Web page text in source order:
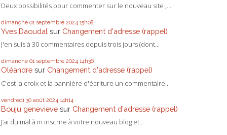
Deux possibilités pour commenter sur le nouveau site ;...
dimanche 01 septembre 2024 15h08
Yves Daoudal sur Changement d'adresse (rappel)
J'en suis à 30 commentaires depuis trois jours (dont...
dimanche 01 septembre 2024 14h36
Oléandre sur Changement d'adresse (rappel)
C'est la croix et la bannière d'écriture un commentaire...
vendredi 30 août 2024 14h14
Bouju genevieve sur Changement d'adresse (rappel)
J’ai du mal à m inscrire à votre nouveau blog et...